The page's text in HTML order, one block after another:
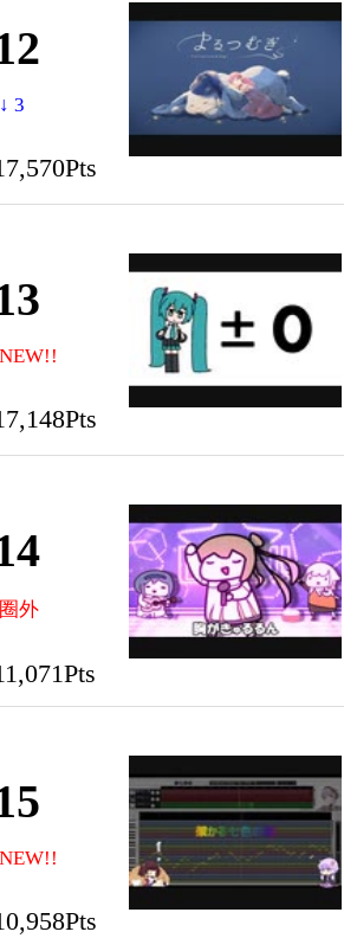
↓ 3
NEW!!
圈外
NEW!!